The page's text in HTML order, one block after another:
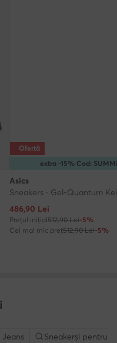
extra -15% Cod:
Ofertă
Asics
Sneakers · Gel-Quantum
Prețul actual
486,90 Lei
Prețul inițial512,90 Lei-5%
Cel mai mic preț512,90 Lei-5%
Sneakerși pentru